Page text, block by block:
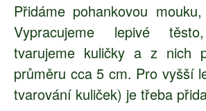
Přidáme pohankovou
Vypracujeme lepivé
tvarujeme kuličky a z nich
průměru cca 5 cm. Pro vyšší
tvarování kuliček) je třeba